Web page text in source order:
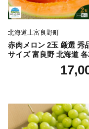
北海道上富良野町
赤肉メロン 2玉 厳選 秀
サイズ 富良野 北海道
～2.6kg 2玉 セット ファ
富良野 メロン めろん